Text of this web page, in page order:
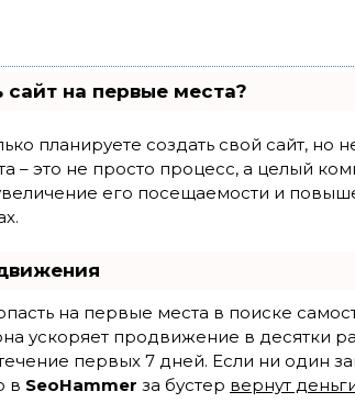
сайт на первые места?
планируете создать свой сайт, но
– это не просто процесс, а целый
его посещаемости и
на первые места в поиске
ускоряет продвижение в десятки
первых 7 дней. Если ни один
в SeoHammer за бустер вернут